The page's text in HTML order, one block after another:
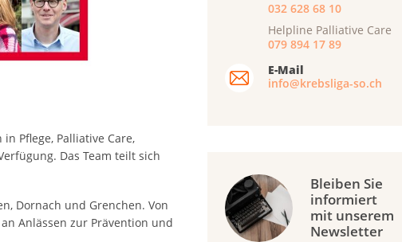
Pflege, Palliative Care,
Das Team teilt sich
Dornach und Grenchen. Von
Anlässen zur Prävention und
032 628 68 10
Helpline Palliative Care
079 894 17 89
E-Mail
info@krebsliga-so.ch
Bleiben Sie
informiert
mit unserem
Newsletter